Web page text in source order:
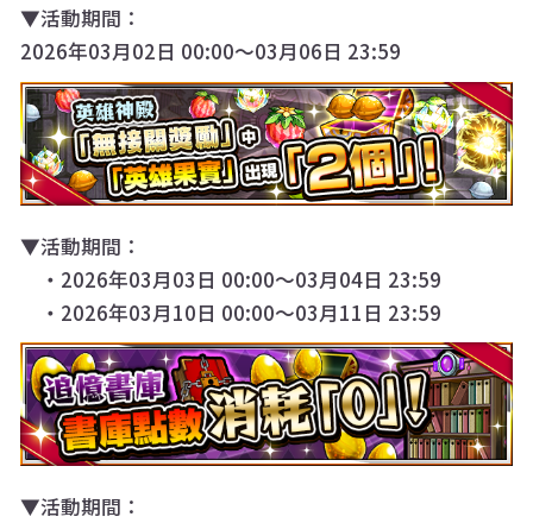
▼活動期間：
2026年03月02日 00:00～03月06日 23:59
▼活動期間：
・2026年03月03日 00:00～03月04日 23:59
・2026年03月10日 00:00～03月11日 23:59
▼活動期間：